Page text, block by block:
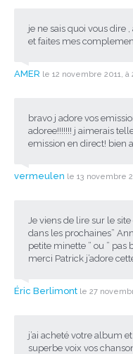
je ne sais quoi vous dire
et faites mes
AMER le 12 novembre 2011, à
bravo j adore vos
adoree!!!!!!! j aimerais
emission en direct! bien
vermeulen le 13 novembre
Je viens de lire sur le
dans les prochaines”
petite minette ” ou ” pas
merci Patrick j’adore
Éric Berlimont le 27
j’ai acheté votre album
superbe voix vos